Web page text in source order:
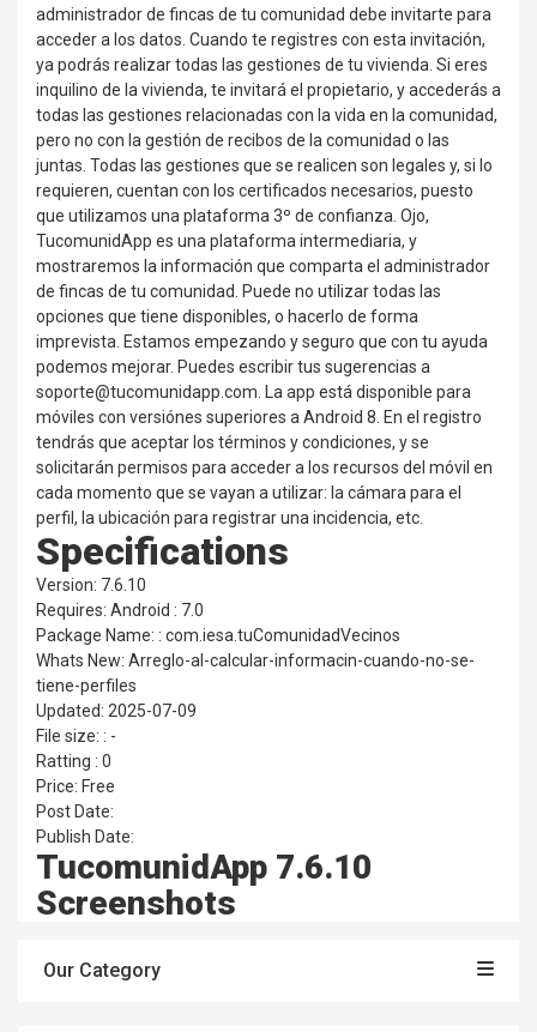
administrador de fincas de tu comunidad debe invitarte para
acceder a los datos. Cuando te registres con esta invitación,
ya podrás realizar todas las gestiones de tu vivienda. Si eres
inquilino de la vivienda, te invitará el propietario, y accederás a
todas las gestiones relacionadas con la vida en la comunidad,
pero no con la gestión de recibos de la comunidad o las
juntas. Todas las gestiones que se realicen son legales y, si lo
requieren, cuentan con los certificados necesarios, puesto
que utilizamos una plataforma 3º de confianza. Ojo,
TucomunidApp es una plataforma intermediaria, y
mostraremos la información que comparta el administrador
de fincas de tu comunidad. Puede no utilizar todas las
opciones que tiene disponibles, o hacerlo de forma
imprevista. Estamos empezando y seguro que con tu ayuda
podemos mejorar. Puedes escribir tus sugerencias a
soporte@tucomunidapp.com. La app está disponible para
móviles con versiónes superiores a Android 8. En el registro
tendrás que aceptar los términos y condiciones, y se
solicitarán permisos para acceder a los recursos del móvil en
cada momento que se vayan a utilizar: la cámara para el
perfil, la ubicación para registrar una incidencia, etc.
Specifications
Version: 7.6.10
Requires: Android : 7.0
Package Name: : com.iesa.tuComunidadVecinos
Whats New: Arreglo-al-calcular-informacin-cuando-no-se-
tiene-perfiles
Updated: 2025-07-09
File size: : -
Ratting : 0
Price: Free
Post Date:
Publish Date:
TucomunidApp 7.6.10
Screenshots
Our Category